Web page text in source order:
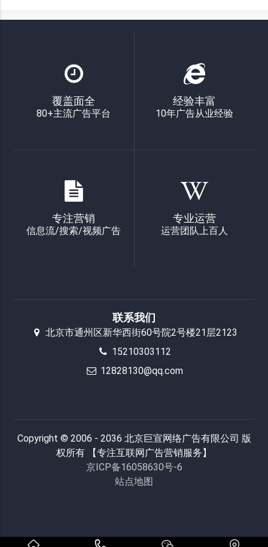
覆盖面全
80+主流广告平台
经验丰富
10年广告从业经验
专注营销
信息流/搜索/视频广告
专业运营
运营团队上百人
联系我们
北京市通州区新华西街60号院2号楼21层2123
15210303112
12828130@qq.com
Copyright © 2006 - 2036 北京巨宣网络广告有限公司 版
权所有 【专注互联网广告营销服务】
京ICP备16058630号-6
站点地图